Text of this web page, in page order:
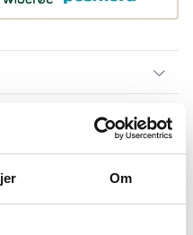
Om